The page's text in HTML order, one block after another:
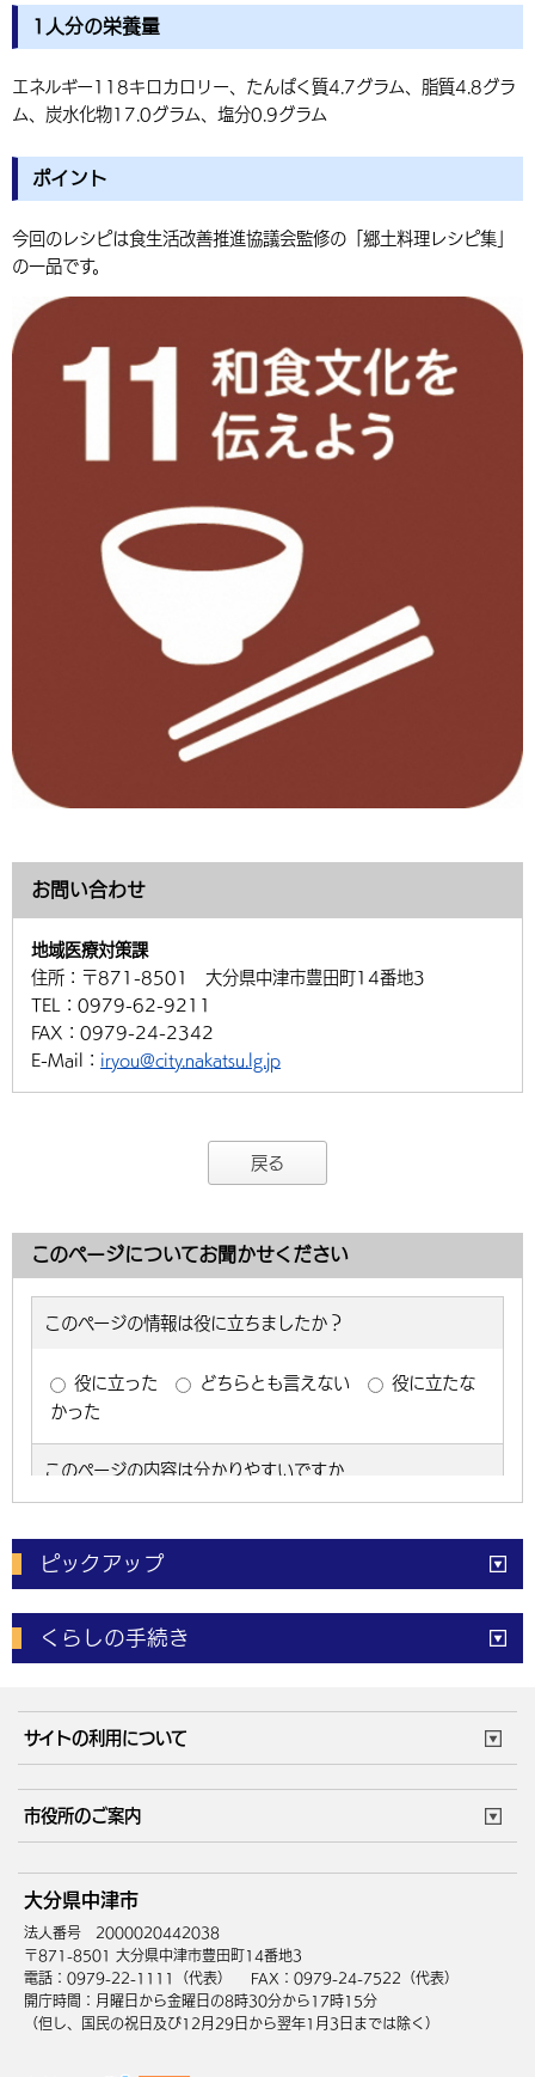
1人分の栄養量
エネルギー118キロカロリー、たんぱく質4.7グラム、脂質4.8グラ
ム、炭水化物17.0グラム、塩分0.9グラム
ポイント
今回のレシピは食生活改善推進協議会監修の「郷土料理レシピ集」
の一品です。
お問い合わせ
地域医療対策課
住所： 〒871-8501 大分県中津市豊田町14番地3
TEL： 0979-62-9211
FAX： 0979-24-2342
E-Mail： iryou@city.nakatsu.lg.jp
戻る
このページについてお聞かせください
ピックアップ
電子申請 窓口の混雑状況
体育施設予約状況 ご意見・ご要望
くらしの手続き
成人・仕事
住まい・引越 ごみ・環境
健康・医療 障がい・福祉
高齢・介護
サイトの利用について
サイトマップ
市役所のご案内
庁舎地図 組織案内
中津市へのアクセス
大分県中津市
法人番号 2000020442038
〒871-8501 大分県中津市豊田町14番地3
電話：0979-22-1111（代表）
FAX：0979-24-7522（代表）
開庁時間：月曜日から金曜日の8時30分から17時15分
（但し、国民の祝日及び12月29日から翌年1月3日までは除く）